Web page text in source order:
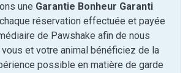
une Garantie Bonheur Garanti
réservation effectuée et payée
de Pawshake afin de nous
et votre animal bénéficiez de la
possible en matière de garde